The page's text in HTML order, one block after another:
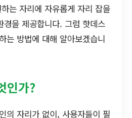
는 자리에 자유롭게 자리 잡을
을 제공합니다. 그럼 핫데스
는 방법에 대해 알아보겠습니
인가?
의 자리가 없이, 사용자들이 필